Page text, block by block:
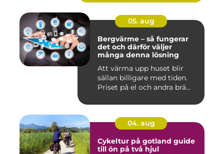
05. aug
Bergvärme – så fungerar
det och därför väljer
många denna lösning
Att värma upp huset blir
sällan billigare med tiden.
Priset på el och andra brä...
04. aug
Cykeltur på gotland guide
till ön på två hjul